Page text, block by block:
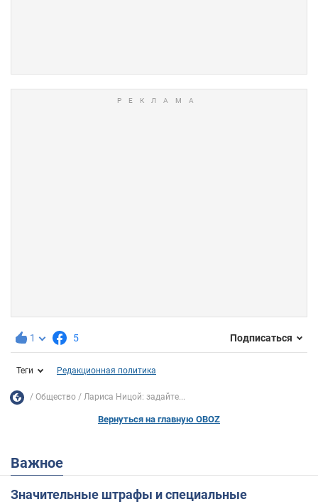
1 5 Подписаться
Теги Редакционная политика
Общество Лариса Ницой: задайте...
Вернуться на главную OBOZ
Важное
Значительные штрафы и специальные